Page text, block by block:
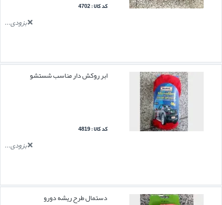
کد کالا : 4702
بزودی...
ابر روکش دار مناسب شستشو
کد کالا : 4819
بزودی...
دستمال طرح ریشه دورو